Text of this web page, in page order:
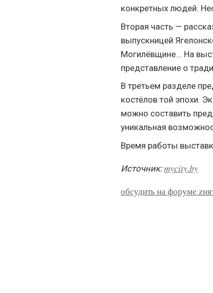
конкретных людей.
Вторая часть —
выпускницей
Могилёвщине... На
представление о
В третьем разделе
костёлов той эпохи.
можно составить
уникальная
Время работы
Источник:mycity.by
обсудить на форуме